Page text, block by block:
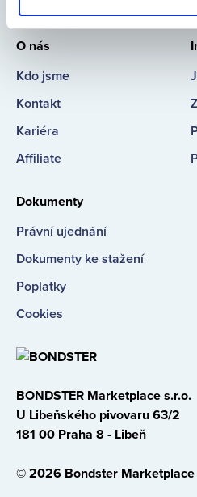
FacebookLinkedInInstagramYouTube
O nás
Kdo jsme
Kontakt
Kariéra
Affiliate
Dokumenty
Právní ujednání
Dokumenty ke stažení
Poplatky
Cookies
BONDSTER Marketplace s.r.o.
U Libeňského pivovaru 63/2
181 00 Praha 8 - Libeň
© 2026 Bondster Marketplace